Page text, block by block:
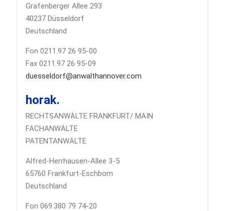
Grafenberger Allee 293
40237 Düsseldorf
Deutschland
Fon 0211.97 26 95-00
Fax 0211.97 26 95-09
duesseldorf@anwalthannover.com
horak.
RECHTSANWÄLTE FRANKFURT/ MAIN
FACHANWÄLTE
PATENTANWÄLTE
Alfred-Herrhausen-Allee 3-5
65760 Frankfurt-Eschborn
Deutschland
Fon 069.380 79 74-20